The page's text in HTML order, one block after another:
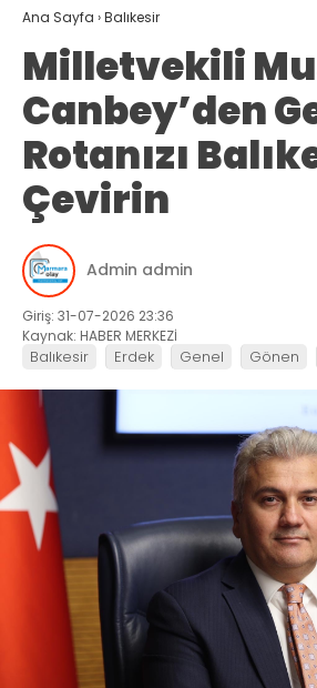
Ana Sayfa ›Balıkesir
Milletvekili
Canbey’den
Rotanızı
Çevirin
Admin admin
Giriş: 31-07-2026 23:36
Kaynak: HABER MERKEZİ
Balıkesir Erdek Genel Gönen